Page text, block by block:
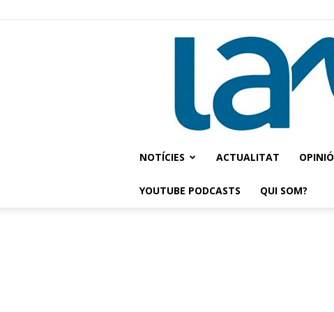
NOTÍCIES ACTUALITAT OPINIÓ
YOUTUBE PODCASTS QUI SOM?